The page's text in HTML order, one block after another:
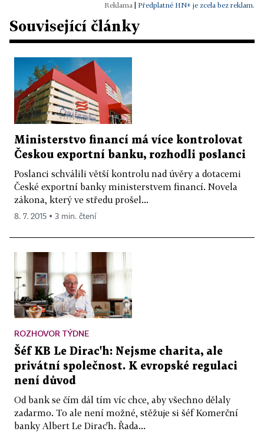
Předplatné HN+ je zcela bez reklam.
Související články
Ministerstvo financí má více kontrolovat
Českou exportní banku, rozhodli poslanci
Poslanci schválili větší kontrolu nad úvěry a dotacemi
České exportní banky ministerstvem financí. Novela
zákona, který ve středu prošel...
8. 7. 2015 ▪ 3 min. čtení
ROZHOVOR TÝDNE
Šéf KB Le Dirac'h: Nejsme charita, ale
privátní společnost. K evropské regulaci
není důvod
Od bank se čím dál tím víc chce, aby všechno dělaly
zadarmo. To ale není možné, stěžuje si šéf Komerční
banky Albert Le Dirac'h. Řada...